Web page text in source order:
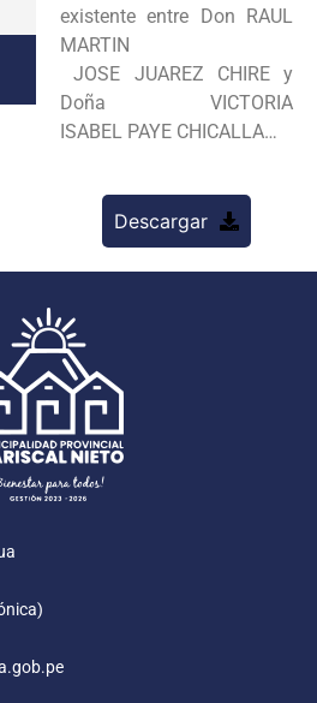
Intranet
existente entre Don RAUL
MARTIN
JOSE JUAREZ CHIRE y
Doña VICTORIA
ISABEL PAYE CHICALLA…
Descargar